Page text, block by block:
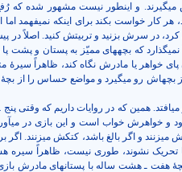
می­گیرند. و اینطور نیست مشهور شده که
هر کار خواست بکند برای اینکه نمی­فهمد
کرد، در سرش بزنید و تربیتش کنید. اصلاً
نمی­گذارد که بچه­های ممیّز به پستان و پشت
پای خواهر یا مادرش نگاه کند، ظاهراً
بچه­اش رو می­گیرد و مواضع حساس را از
و می­افتد. همین که در روایات داریم که وقتی
و خواهرش خواب است و این بازی در
می­زنند و اگر بالغ باشد، کتکش می­زنند. اگر
تحریک نشوند، طوری نیست، ظاهراً سیره
هفت ـ هشت ساله با پستانهای مادرش بازی